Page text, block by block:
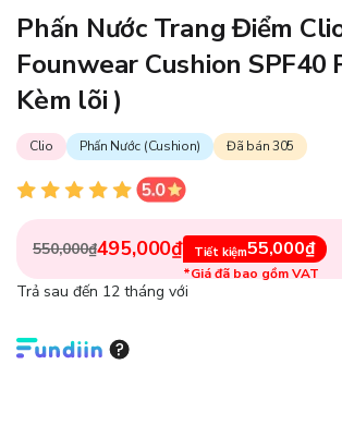
Phấn Nước Trang Điểm
Founwear Cushion SPF40
Kèm lõi )
Clio Phấn Nước (Cushion) Đã bán 305
550,000₫495,000₫ Tiết kiệm55,000₫
*Giá đã bao gồm VAT
Trả sau đến 12 tháng với